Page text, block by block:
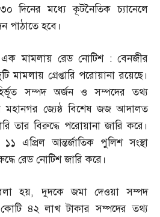
৩০ দিনের মধ্যে কূটনৈতিক চ্যানেলে
পাঠাতে হবে।
এক মামলায় রেড নোটিশ : বেনজীর
মামলায় গ্রেপ্তারি পরোয়ানা রয়েছে।
সম্পদ অর্জন ও সম্পদের তথ্য
মহানগর জ্যেষ্ঠ বিশেষ জজ আদালত
তার বিরুদ্ধে পরোয়ানা জারি করে।
এপ্রিল আন্তর্জাতিক পুলিশ সংস্থা
রেড নোটিশ জারি করে।
হয়,দুদকে জমা দেওয়া সম্পদ
৪২ লাখ টাকার সম্পদের তথ্য